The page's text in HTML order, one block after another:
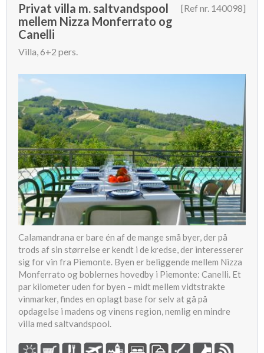
Privat villa m. saltvandspool
mellem Nizza Monferrato og
Canelli
Villa, 6+2 pers.
[Ref nr. 140098]
Calamandrana er bare én af de mange små byer, der på
trods af sin størrelse er kendt i de kredse, der interesserer
sig for vin fra Piemonte. Byen er beliggende mellem Nizza
Monferrato og boblernes hovedby i Piemonte: Canelli. Et
par kilometer uden for byen – midt mellem vidtstrakte
vinmarker, findes en oplagt base for selv at gå på
opdagelse i madens og vinens region, nemlig en mindre
villa med saltvandspool.